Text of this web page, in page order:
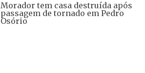
Morador tem casa destruída após
passagem de tornado em Pedro
Osório